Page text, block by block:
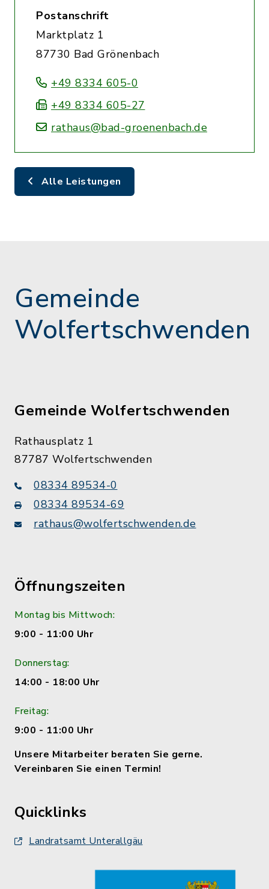
Postanschrift
Marktplatz 1
87730 Bad Grönenbach
+49 8334 605-0
+49 8334 605-27
rathaus@bad-groenenbach.de
Alle Leistungen
Gemeinde
Wolfertschwenden
Gemeinde Wolfertschwenden
Rathausplatz 1
87787 Wolfertschwenden
08334 89534-0
08334 89534-69
rathaus@wolfertschwenden.de
Öffnungszeiten
Montag bis Mittwoch:
9:00 - 11:00 Uhr
Donnerstag:
14:00 - 18:00 Uhr
Freitag:
9:00 - 11:00 Uhr
Unsere Mitarbeiter beraten Sie gerne.
Vereinbaren Sie einen Termin!
Quicklinks
Landratsamt Unterallgäu